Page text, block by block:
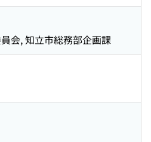
会, 知立市総務部企画課